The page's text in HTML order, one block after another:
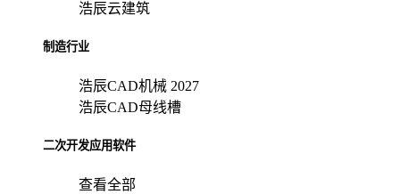
浩辰云建筑
制造行业
浩辰CAD机械 2027
浩辰CAD母线槽
二次开发应用软件
查看全部